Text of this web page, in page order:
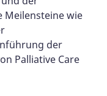
Meilensteine wie
der
Palliative Care